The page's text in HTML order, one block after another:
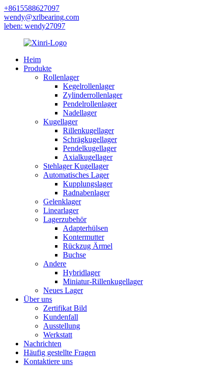
+8615588627097
wendy@xrlbearing.com
leben: wendy27097
Heim
Produkte
Rollenlager
Kegelrollenlager
Zylinderrollenlager
Pendelrollenlager
Nadellager
Kugellager
Rillenkugellager
Schrägkugellager
Pendelkugellager
Axialkugellager
Stehlager Kugellager
Automatisches Lager
Kupplungslager
Radnabenlager
Gelenklager
Linearlager
Lagerzubehör
Adapterhülsen
Kontermutter
Rückzug Ärmel
Buchse
Andere
Hybridlager
Miniatur-Rillenkugellager
Neues Lager
Über uns
Zertifikat Bild
Kundenfall
Ausstellung
Werkstatt
Nachrichten
Häufig gestellte Fragen
Kontaktiere uns